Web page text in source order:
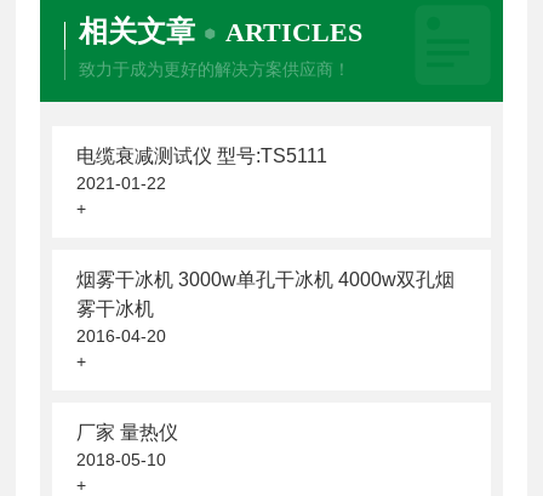
相关文章 ARTICLES
致力于成为更好的解决方案供应商！
电缆衰减测试仪 型号:TS5111
2021-01-22
+
烟雾干冰机 3000w单孔干冰机 4000w双孔烟
雾干冰机
2016-04-20
+
厂家 量热仪
2018-05-10
+